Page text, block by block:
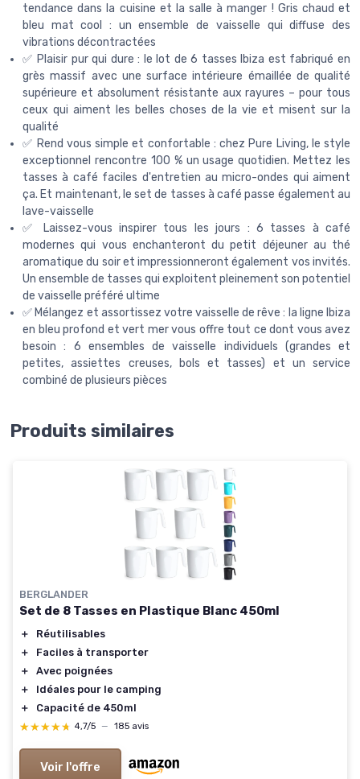
tendance dans la cuisine et la salle à manger ! Gris chaud et
bleu mat cool : un ensemble de vaisselle qui diffuse des
vibrations décontractées
✅ Plaisir pur qui dure : le lot de 6 tasses Ibiza est fabriqué en
grès massif avec une surface intérieure émaillée de qualité
supérieure et absolument résistante aux rayures – pour tous
ceux qui aiment les belles choses de la vie et misent sur la
qualité
✅ Rend vous simple et confortable : chez Pure Living, le style
exceptionnel rencontre 100 % un usage quotidien. Mettez les
tasses à café faciles d'entretien au micro-ondes qui aiment
ça. Et maintenant, le set de tasses à café passe également au
lave-vaisselle
✅ Laissez-vous inspirer tous les jours : 6 tasses à café
modernes qui vous enchanteront du petit déjeuner au thé
aromatique du soir et impressionneront également vos invités.
Un ensemble de tasses qui exploitent pleinement son potentiel
de vaisselle préféré ultime
✅ Mélangez et assortissez votre vaisselle de rêve : la ligne Ibiza
en bleu profond et vert mer vous offre tout ce dont vous avez
besoin : 6 ensembles de vaisselle individuels (grandes et
petites, assiettes creuses, bols et tasses) et un service
combiné de plusieurs pièces
Produits similaires
BERGLANDER
Set de 8 Tasses en Plastique Blanc 450ml
＋
Réutilisables
＋
Faciles à transporter
＋
Avec poignées
＋
Idéales pour le camping
＋
Capacité de 450ml
★★★★★
★★★★★ 4,7/5 — 185 avis
Voir l'offre